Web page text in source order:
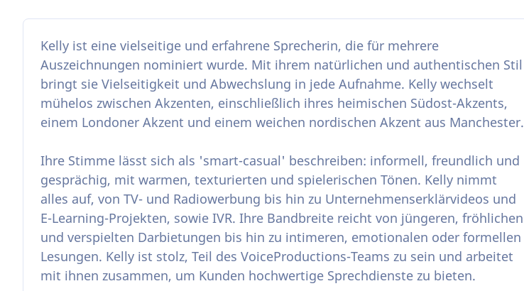
Kelly ist eine vielseitige und erfahrene Sprecherin, die für mehrere
Auszeichnungen nominiert wurde. Mit ihrem natürlichen und authentischen Stil
bringt sie Vielseitigkeit und Abwechslung in jede Aufnahme. Kelly wechselt
mühelos zwischen Akzenten, einschließlich ihres heimischen Südost-Akzents,
einem Londoner Akzent und einem weichen nordischen Akzent aus Manchester.
Ihre Stimme lässt sich als 'smart-casual' beschreiben: informell, freundlich und
gesprächig, mit warmen, texturierten und spielerischen Tönen. Kelly nimmt
alles auf, von TV- und Radiowerbung bis hin zu Unternehmenserklärvideos und
E-Learning-Projekten, sowie IVR. Ihre Bandbreite reicht von jüngeren, fröhlichen
und verspielten Darbietungen bis hin zu intimeren, emotionalen oder formellen
Lesungen. Kelly ist stolz, Teil des VoiceProductions-Teams zu sein und arbeitet
mit ihnen zusammen, um Kunden hochwertige Sprechdienste zu bieten.